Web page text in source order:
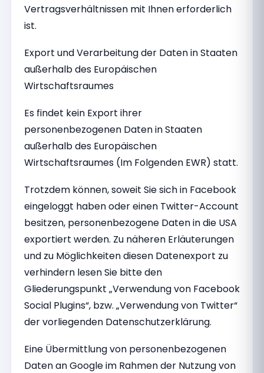
Vertragsverhältnissen mit Ihnen erforderlich
ist.
Export und Verarbeitung der Daten in Staaten
außerhalb des Europäischen
Wirtschaftsraumes
Es findet kein Export ihrer
personenbezogenen Daten in Staaten
außerhalb des Europäischen
Wirtschaftsraumes (Im Folgenden EWR) statt.
Trotzdem können, soweit Sie sich in Facebook
eingeloggt haben oder einen Twitter-Account
besitzen, personenbezogene Daten in die USA
exportiert werden. Zu näheren Erläuterungen
und zu Möglichkeiten diesen Datenexport zu
verhindern lesen Sie bitte den
Gliederungspunkt „Verwendung von Facebook
Social Plugins“, bzw. „Verwendung von Twitter“
der vorliegenden Datenschutzerklärung.
Eine Übermittlung von personenbezogenen
Daten an Google im Rahmen der Nutzung von